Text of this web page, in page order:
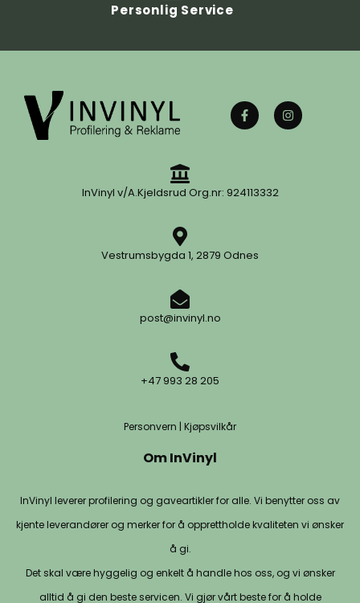
Personlig Service
InVinyl v/A.Kjeldsrud Org.nr: 924113332
Vestrumsbygda 1, 2879 Odnes
post@invinyl.no
+47 993 28 205
Personvern | Kjøpsvilkår
Om InVinyl
InVinyl leverer profilering og gaveartikler for alle. Vi benytter oss av
kjente leverandører og merker for å opprettholde kvaliteten vi ønsker
å gi.
Det skal være hyggelig og enkelt å handle hos oss, og vi ønsker
alltid å gi den beste servicen. Vi gjør vårt beste for å holde